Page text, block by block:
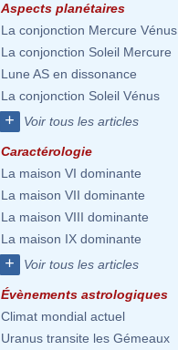
Aspects planétaires
La conjonction Mercure Vénus
La conjonction Soleil Mercure
Lune AS en dissonance
La conjonction Soleil Vénus
+ Voir tous les articles
Caractérologie
La maison VI dominante
La maison VII dominante
La maison VIII dominante
La maison IX dominante
+ Voir tous les articles
Évènements astrologiques
Climat mondial actuel
Uranus transite les Gémeaux